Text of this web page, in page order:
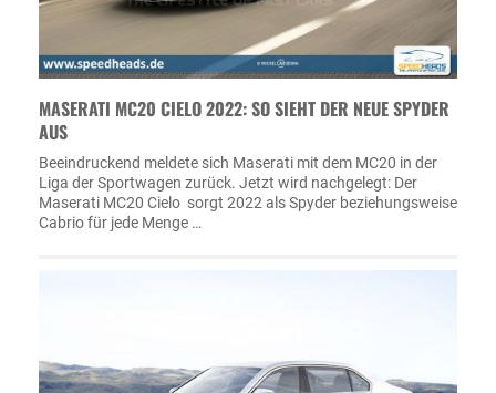
MASERATI MC20 CIELO 2022: SO SIEHT DER NEUE SPYDER
AUS
Beeindruckend meldete sich Maserati mit dem MC20 in der
Liga der Sportwagen zurück. Jetzt wird nachgelegt: Der
Maserati MC20 Cielo sorgt 2022 als Spyder beziehungsweise
Cabrio für jede Menge …